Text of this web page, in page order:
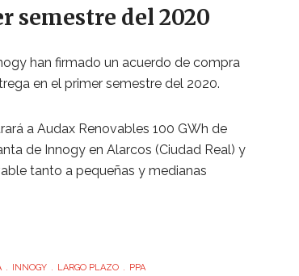
semestre del 2020
han firmado un acuerdo de compra
en el primer semestre del 2020.
a Audax Renovables 100 GWh de
de Innogy en Alarcos (Ciudad Real) y
tanto a pequeñas y medianas
INNOGY LARGO PLAZO PPA